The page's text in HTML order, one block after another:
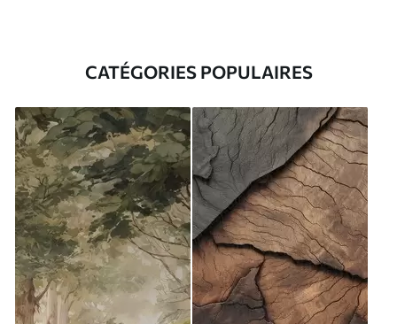
CATÉGORIES POPULAIRES